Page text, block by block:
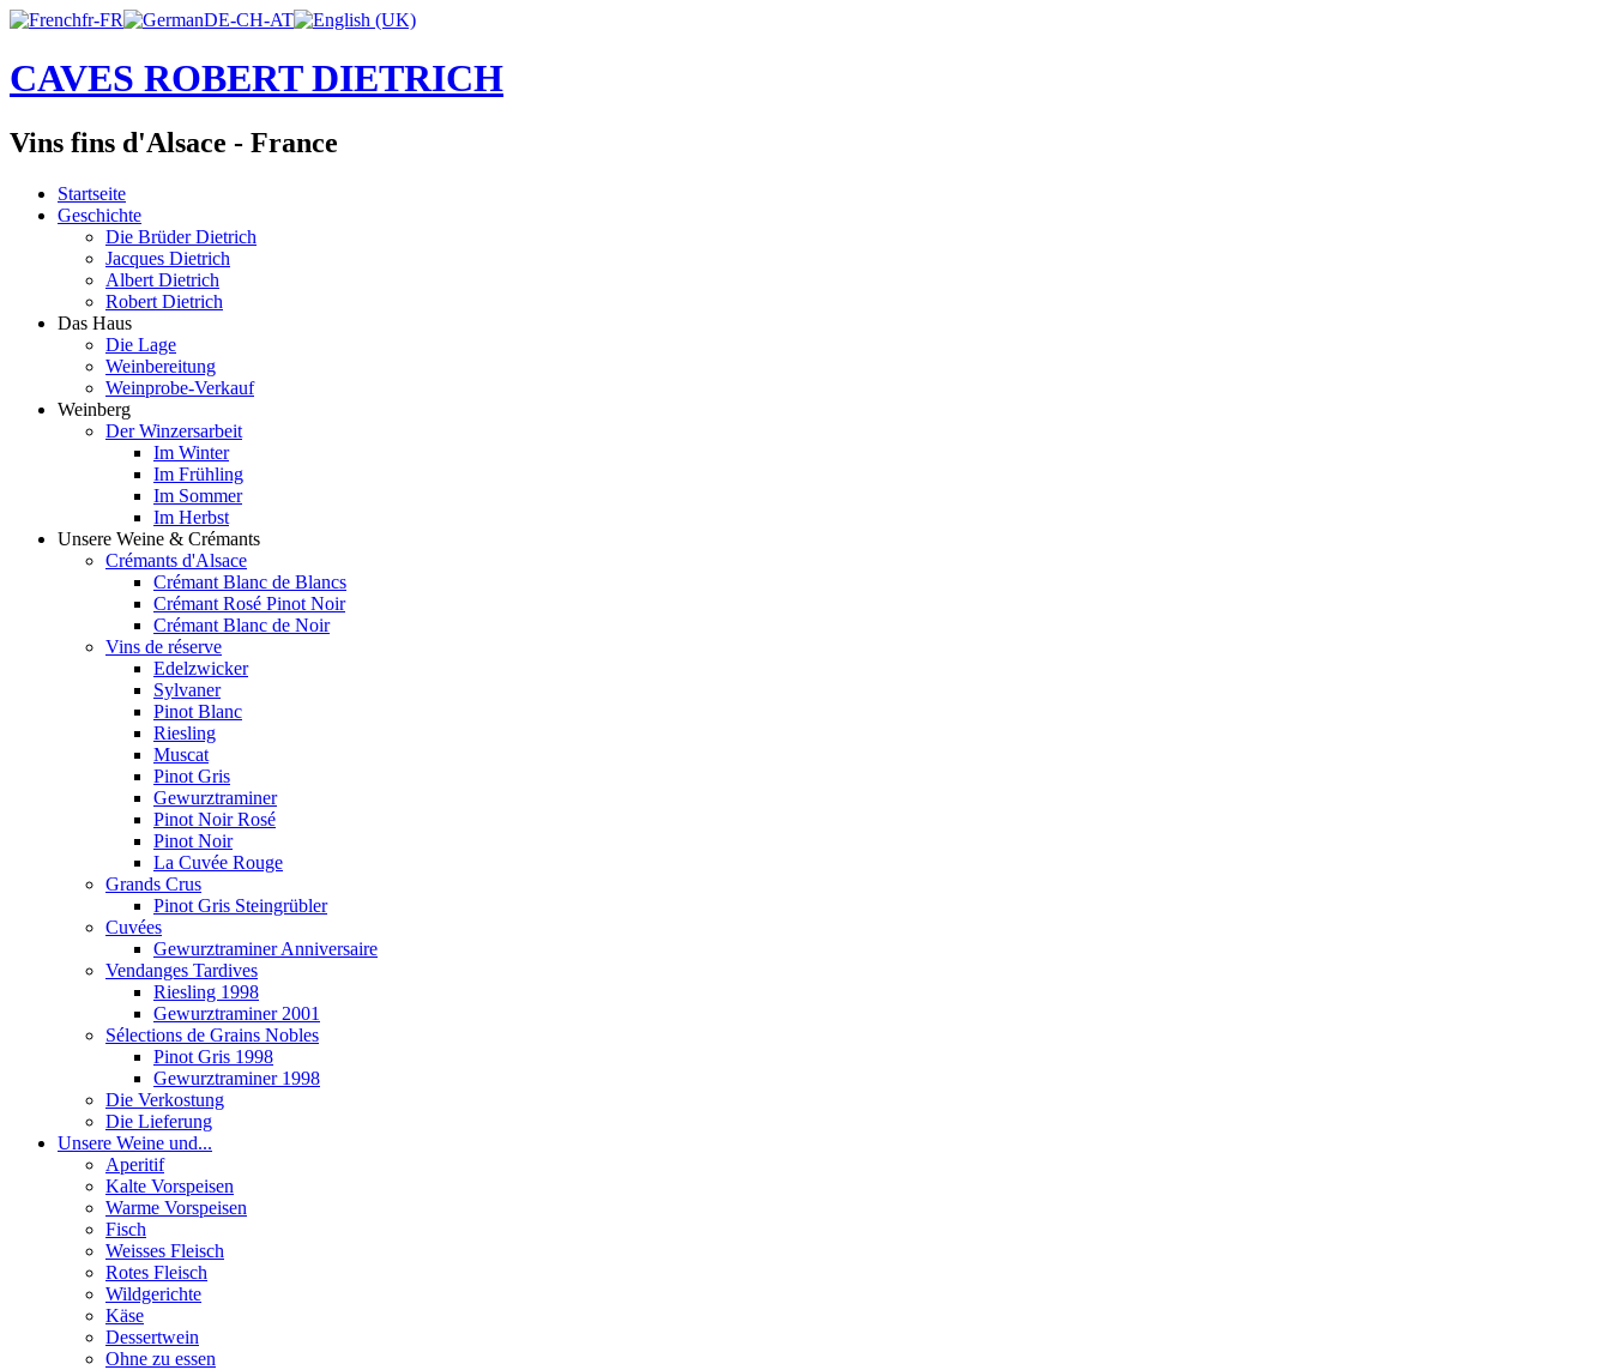
CAVES ROBERT DIETRICH
Vins fins d'Alsace - France
Startseite
Geschichte
Die Brüder Dietrich
Jacques Dietrich
Albert Dietrich
Robert Dietrich
Das Haus
Die Lage
Weinbereitung
Weinprobe-Verkauf
Weinberg
Der Winzersarbeit
Im Winter
Im Frühling
Im Sommer
Im Herbst
Unsere Weine & Crémants
Crémants d'Alsace
Crémant Blanc de Blancs
Crémant Rosé Pinot Noir
Crémant Blanc de Noir
Vins de réserve
Edelzwicker
Sylvaner
Pinot Blanc
Riesling
Muscat
Pinot Gris
Gewurztraminer
Pinot Noir Rosé
Pinot Noir
La Cuvée Rouge
Grands Crus
Pinot Gris Steingrübler
Cuvées
Gewurztraminer Anniversaire
Vendanges Tardives
Riesling 1998
Gewurztraminer 2001
Sélections de Grains Nobles
Pinot Gris 1998
Gewurztraminer 1998
Die Verkostung
Die Lieferung
Unsere Weine und...
Aperitif
Kalte Vorspeisen
Warme Vorspeisen
Fisch
Weisses Fleisch
Rotes Fleisch
Wildgerichte
Käse
Dessertwein
Ohne zu essen